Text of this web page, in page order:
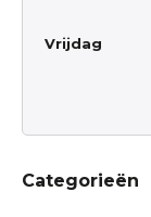
Vrijdag
Categorieën